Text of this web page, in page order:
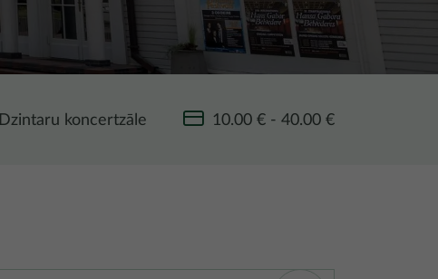
Dzintaru koncertzāle 10.00 € - 40.00 €